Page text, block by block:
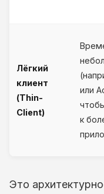
Лёгкий
клиент
(Thin-
Client)
или
к
Это